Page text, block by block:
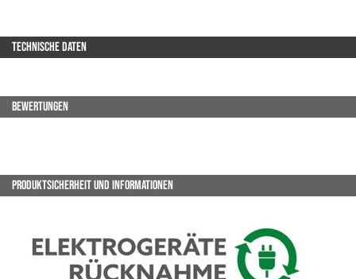
TECHNISCHE DATEN
BEWERTUNGEN
PRODUKTSICHERHEIT UND INFORMATIONEN